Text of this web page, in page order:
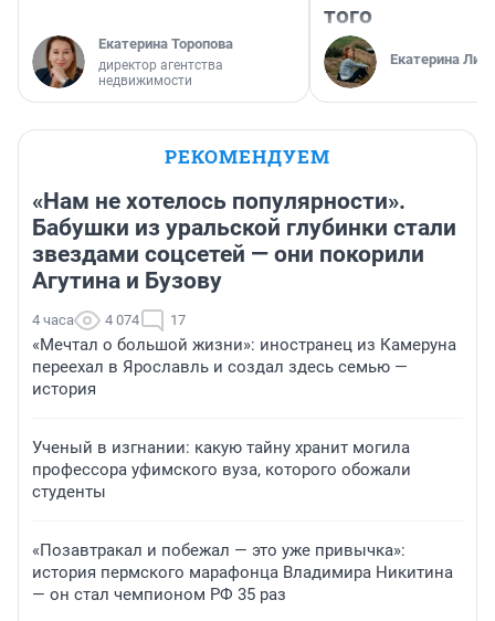
Екатерина Торопова
директор агентства
недвижимости
того
Екатерина
РЕКОМЕНДУЕМ
«Нам не хотелось популярности».
Бабушки из уральской глубинки стали
звездами соцсетей — они покорили
Агутина и Бузову
4 часа 4 074 17
«Мечтал о большой жизни»: иностранец из Камеруна
переехал в Ярославль и создал здесь семью —
история
Ученый в изгнании: какую тайну хранит могила
профессора уфимского вуза, которого обожали
студенты
«Позавтракал и побежал — это уже привычка»:
история пермского марафонца Владимира Никитина
— он стал чемпионом РФ 35 раз